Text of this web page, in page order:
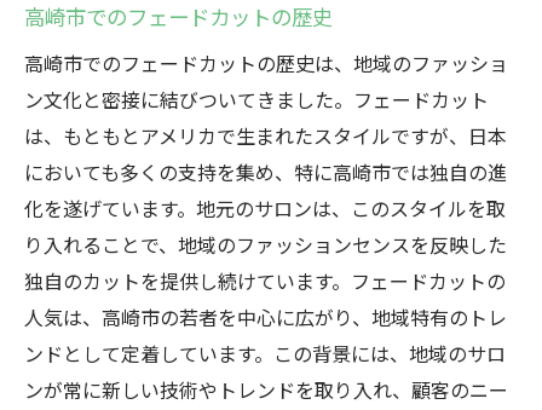
高崎市でのフェードカットの歴史
高崎市でのフェードカットの歴史は、地域のファッショ
ン文化と密接に結びついてきました。フェードカット
は、もともとアメリカで生まれたスタイルですが、日本
においても多くの支持を集め、特に高崎市では独自の進
化を遂げています。地元のサロンは、このスタイルを取
り入れることで、地域のファッションセンスを反映した
独自のカットを提供し続けています。フェードカットの
人気は、高崎市の若者を中心に広がり、地域特有のトレ
ンドとして定着しています。この背景には、地域のサロ
ンが常に新しい技術やトレンドを取り入れ、顧客のニー